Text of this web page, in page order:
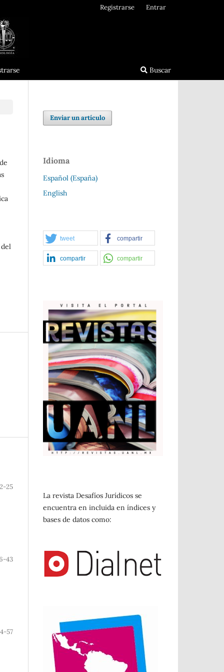
Buscar
Registrarse Entrar
25
43
57
Enviar un artículo
Idioma
Español (España)
English
tweet compartir
compartir compartir
La revista Desafíos Jurídicos se
encuentra en incluida en índices y
bases de datos como: